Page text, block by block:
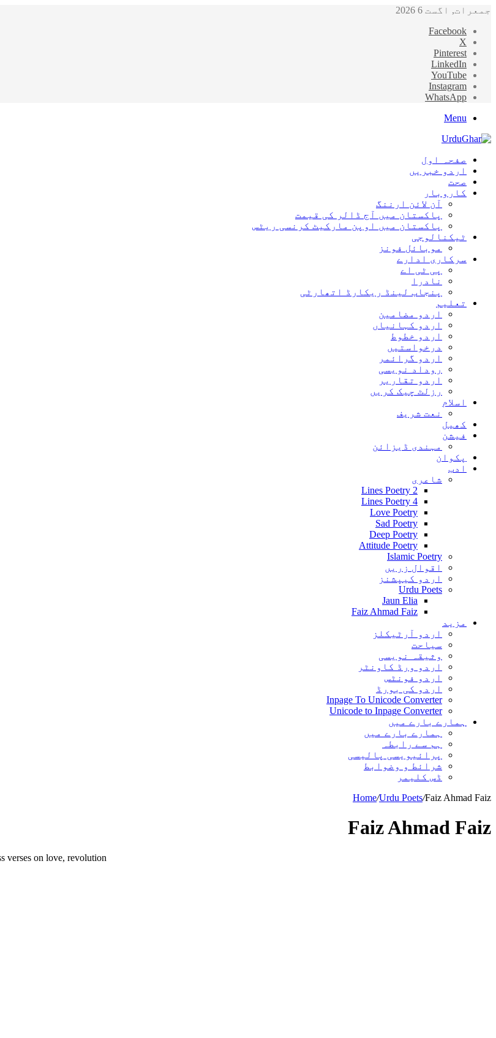
جمعرات, اگست 6 2026
Facebook
X
Pinterest
LinkedIn
YouTube
Instagram
WhatsApp
Menu
صفحہ اول
اردو خبریں
صحت
کاروبار
آن لائن ارننگ
پاکستان میں آج ڈالر کی قیمت
پاکستان میں اوپن مارکیٹ کرنسی ریٹس
ٹیکنالوجی
موبائل فونز
سرکاری ادارے
پی ٹی اے
نادرا
پنجاب لینڈ ریکارڈ اتھارٹی
تعلیم
اردو مضامین
اردو کہانیاں
اردو خطوط
درخواستیں
اردو گرائمر
روداد نویسی
اردو تقاریر
رزلٹ چیک کریں
اسلام
نعت شریف
کھیل
فیشن
مہندی ڈیزائن
پکوان
ادب
شاعری
2 Lines Poetry
4 Lines Poetry
Love Poetry
Sad Poetry
Deep Poetry
Attitude Poetry
Islamic Poetry
اقوال زریں
اردو کیپشنز
Urdu Poets
Jaun Elia
Faiz Ahmad Faiz
مزید
اردو آرٹیکلز
سیاحت
وثیقہ نویسی
اردو ورڈ کاونٹر
اردو فونٹس
اردو کی بورڈ
Inpage To Unicode Converter
Unicode to Inpage Converter
ہمارے بارے میں
ہمارے بارے میں
ہم سے رابطہ
پرائیویسی پالیسی
شرائط و وضوابط
ڈس کلیمر
Home/Urdu Poets/Faiz Ahmad Faiz
Faiz Ahmad Faiz
verses on love, revolution